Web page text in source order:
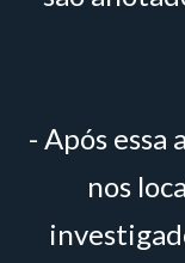
- Após essa
nos